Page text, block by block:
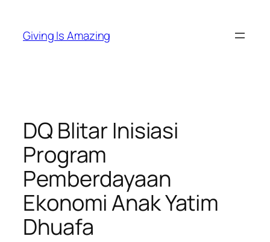
content
Giving Is Amazing
DQ Blitar Inisiasi
Program
Pemberdayaan
Ekonomi Anak Yatim
Dhuafa